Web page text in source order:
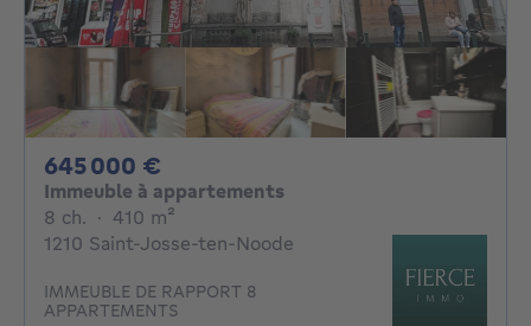
645 000 €
Immeuble à appartements
8 ch. 8 chambres
· 410 m²
1210 Saint-Josse-ten-Noode
IMMEUBLE DE RAPPORT 8
APPARTEMENTS